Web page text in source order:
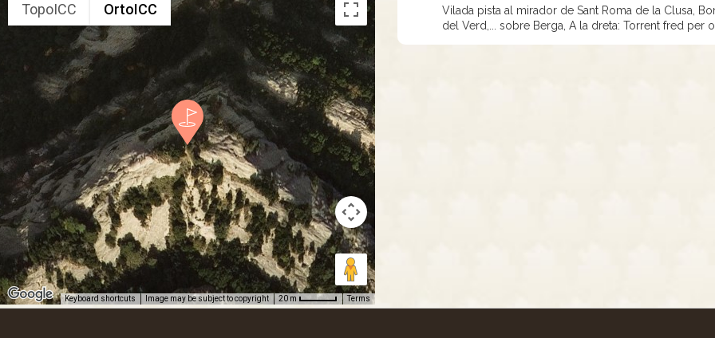
TopoICC OrtoICC
Keyboard shortcuts Image may be subject to copyright 20 m Terms
Vilada pista al mirador de Sant Roma de la Clusa,
del Verd,... sobre Berga, A la dreta: Torrent fred per